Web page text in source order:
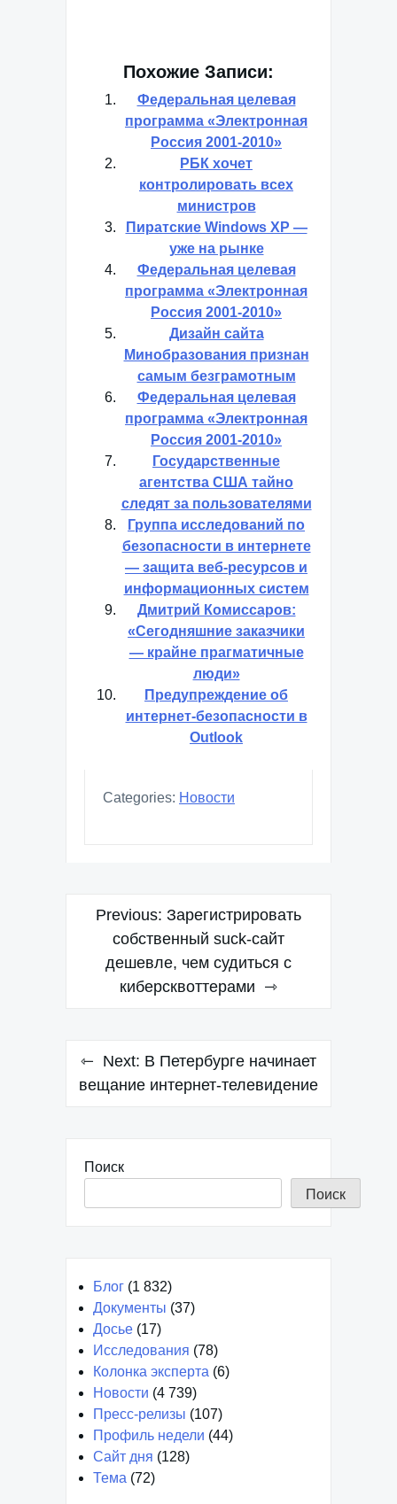
Похожие Записи:
Федеральная целевая
программа «Электронная
Россия 2001-2010»
РБК хочет
контролировать всех
министров
Пиратские Windows XP —
уже на рынке
Федеральная целевая
программа «Электронная
Россия 2001-2010»
Дизайн сайта
Минобразования признан
самым безграмотным
Федеральная целевая
программа «Электронная
Россия 2001-2010»
Государственные
агентства США тайно
следят за пользователями
Группа исследований по
безопасности в интернете
— защита веб-ресурсов и
информационных систем
Дмитрий Комиссаров:
«Сегодняшние заказчики
— крайне прагматичные
люди»
Предупреждение об
интернет-безопасности в
Outlook
Categories: Новости
Навигация
записям
Previous: Зарегистрировать
собственный suck-сайт
дешевле, чем судиться с
киберсквоттерами
Next: В Петербурге начинает
вещание интернет-телевидение
Поиск
Поиск
Блог (1 832)
Документы (37)
Досье (17)
Исследования (78)
Колонка эксперта (6)
Новости (4 739)
Пресс-релизы (107)
Профиль недели (44)
Сайт дня (128)
Тема (72)